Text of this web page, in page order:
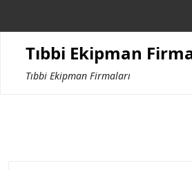
Tıbbi Ekipman
Tıbbi Ekipman Firmaları